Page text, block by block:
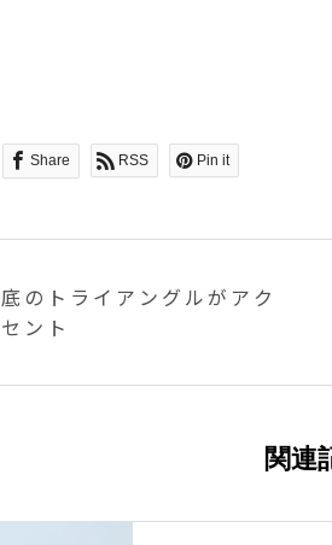
Share RSS Pin it
底のトライアングルがアク
セント
関連